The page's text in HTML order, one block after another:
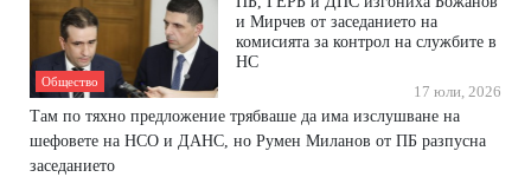
Общество
и Мирчев от заседанието на
комисията за контрол на службите в
НС
17 юли, 2026
Там по тяхно предложение трябваше да има изслушване на
шефовете на НСО и ДАНС, но Румен Миланов от ПБ разпусна
заседанието